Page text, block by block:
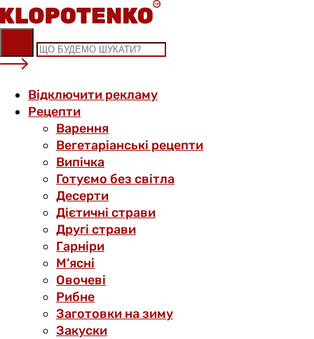
Skip
to
content
Відключити рекламу
Рецепти
Варення
Вегетаріанські рецепти
Випічка
Готуємо без світла
Десерти
Дієтичні страви
Другі страви
Гарніри
М’ясні
Овочеві
Рибне
Заготовки на зиму
Закуски